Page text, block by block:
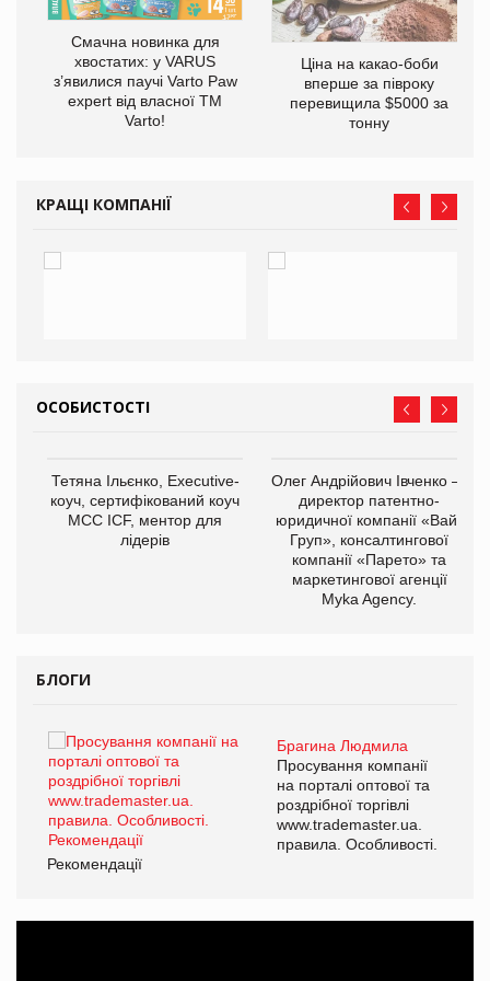
Смачна новинка для
хвостатих: у VARUS
з’явилися паучі Varto Paw
expert від власної ТМ
Varto!
Ціна на какао-боби
вперше за півроку
перевищила $5000 за
тонну
КРАЩІ КОМПАНІЇ
ОСОБИСТОСТІ
Тетяна Ільєнко, Executive-
коуч, сертифікований коуч
МСС ICF, ментор для
лідерів
Олег Андрійович Івченко —
директор патентно-
юридичної компанії «Вайз
Груп», консалтингової
компанії «Парето» та
маркетингової агенції
Myka Agency.
БЛОГИ
Брагина Людмила
Просування компанії
на порталі оптової та
роздрібної торгівлі
www.trademaster.ua.
правила. Особливості.
Рекомендації